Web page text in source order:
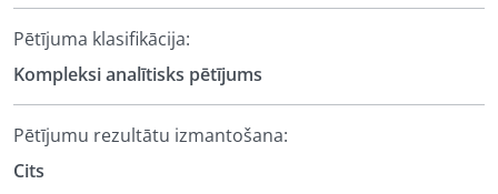
Pētījuma klasifikācija:
Kompleksi analītisks pētījums
Pētījumu rezultātu izmantošana:
Cits